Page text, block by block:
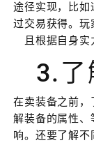
途径实现，比如
过交易获得。玩
且根据自身
3.了
在卖装备之前，
解装备的属性、
响。还要了解不